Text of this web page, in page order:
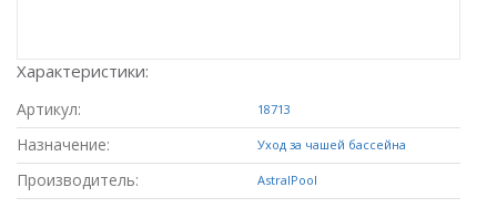
Характеристики:
Артикул: 18713
Назначение: Уход за чашей бассейна
Производитель: AstralPool